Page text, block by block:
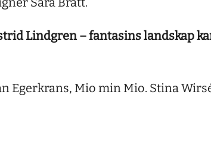
Lindgren – fantasins landskap
Egerkrans, Mio min Mio. Stina